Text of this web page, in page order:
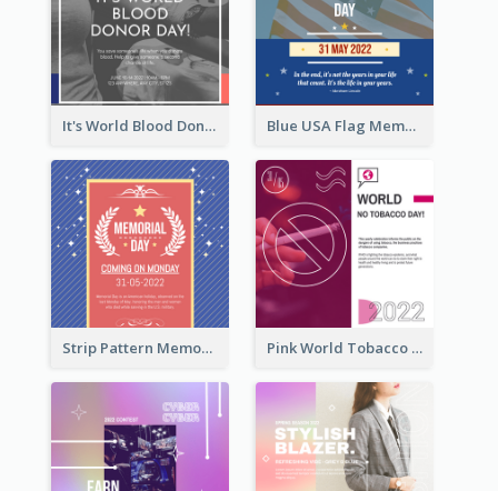
It's World Blood Donor Day Photo Instagram Post Blue USA Flag Memorial Day Instagram Post Design
Strip Pattern Memorial Day Instagram Post Pink World Tobacco Day Instagram Post